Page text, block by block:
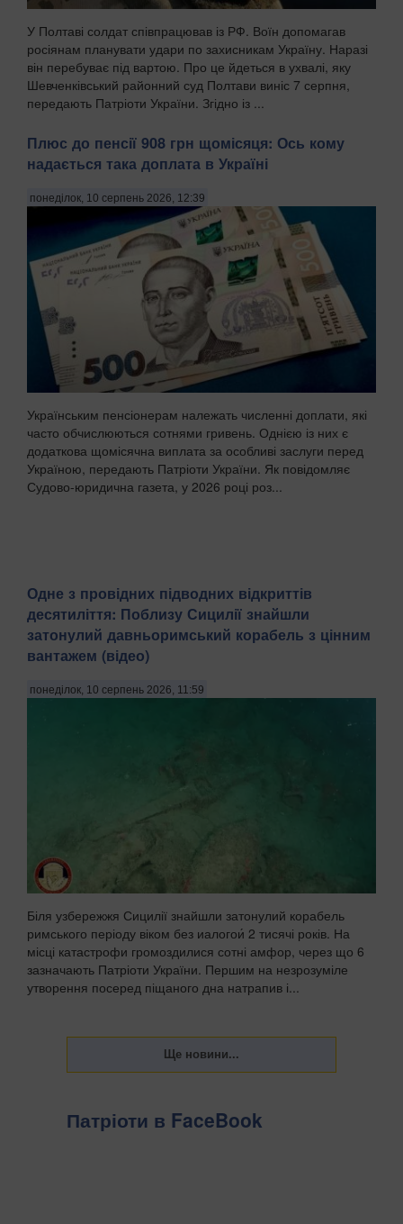
У Полтаві солдат співпрацював із РФ. Воїн допомагав
росіянам планувати удари по захисникам Україну. Наразі
він перебуває під вартою. Про це йдеться в ухвалі, яку
Шевченківський районний суд Полтави виніс 7 серпня,
передають Патріоти України. Згідно із ...
Плюс до пенсії 908 грн щомісяця: Ось кому
надається така доплата в Україні
понеділок, 10 серпень 2026, 12:39
Українським пенсіонерам належать численні доплати, які
часто обчислюються сотнями гривень. Однією із них є
додаткова щомісячна виплата за особливі заслуги перед
Україною, передають Патріоти України. Як повідомляє
Судово-юридична газета, у 2026 році роз...
Одне з провідних підводних відкриттів
десятиліття: Поблизу Сицилії знайшли
затонулий давньоримський корабель з цінним
вантажем (відео)
понеділок, 10 серпень 2026, 11:59
Біля узбережжя Сицилії знайшли затонулий корабель
римського періоду віком без иалогои́ 2 тисячі років. На
місці катастрофи громоздилися сотні амфор, через що 6
зазначають Патріоти України. Першим на незрозуміле
утворення посеред піщаного дна натрапив і...
Патріоти в FaceBook